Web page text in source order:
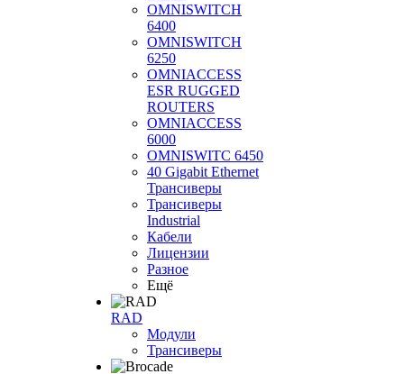
OMNISWITCH
6400
OMNISWITCH
6250
OMNIACCESS
ESR RUGGED
ROUTERS
OMNIACCESS
6000
OMNISWITC 6450
40 Gigabit Ethernet
Трансиверы
Трансиверы
Industrial
Кабели
Лицензии
Разное
Ещё
RAD
Модули
Трансиверы